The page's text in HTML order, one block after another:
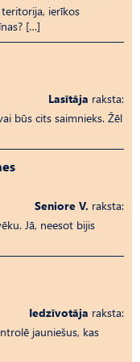
teritorija, ierīkos
[…]
Lasītāja raksta:
būs cits saimnieks. Žēl
Seniore V. raksta:
Jā, neesot bijis
Iedzīvotāja raksta:
jauniešus, kas